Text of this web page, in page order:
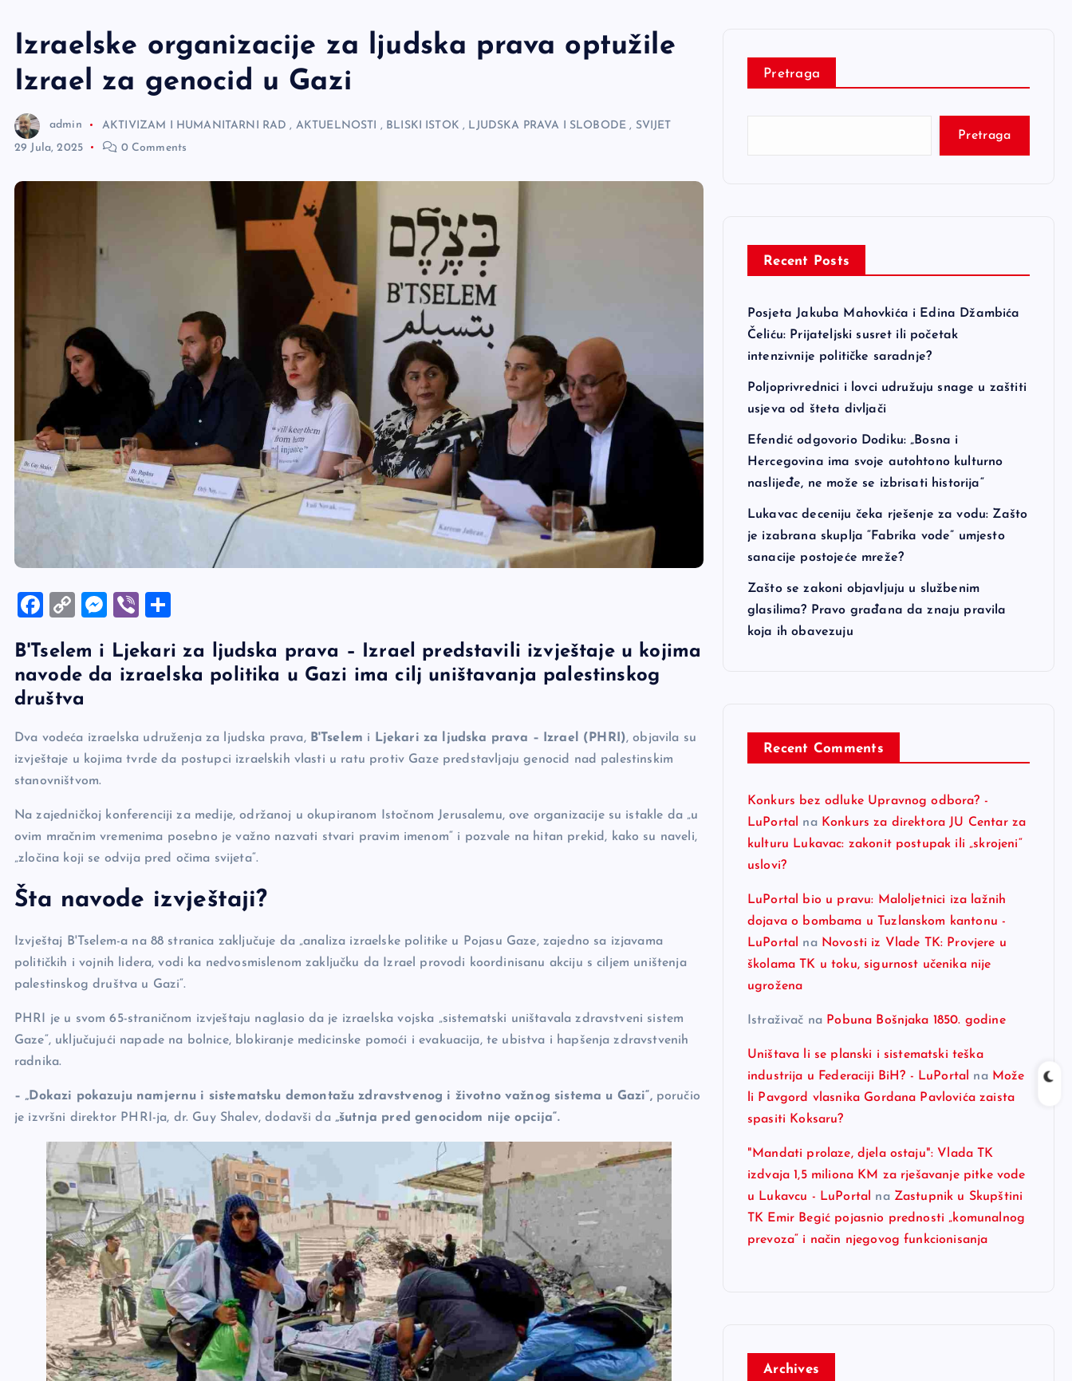
Izraelske organizacije za ljudska prava optužile
Izrael za genocid u Gazi
admin AKTIVIZAM I HUMANITARNI RAD , AKTUELNOSTI , BLISKI ISTOK , LJUDSKA PRAVA I SLOBODE , SVIJET
29 Jula, 2025
0 Comments
F
c
e
b
o
o
k
C
p
y
Li
n
k
M
se
n
er
Vi
er ar
e
B'Tselem i Ljekari za ljudska prava – Izrael predstavili izvještaje u kojima
navode da izraelska politika u Gazi ima cilj uništavanja palestinskog
društva
Dva vodeća izraelska udruženja za ljudska prava, B'Tselem i Ljekari za ljudska prava – Izrael (PHRI), objavila su
izvještaje u kojima tvrde da postupci izraelskih vlasti u ratu protiv Gaze predstavljaju genocid nad palestinskim
stanovništvom.
Na zajedničkoj konferenciji za medije, održanoj u okupiranom Istočnom Jerusalemu, ove organizacije su istakle da „u
ovim mračnim vremenima posebno je važno nazvati stvari pravim imenom“ i pozvale na hitan prekid, kako su naveli,
„zločina koji se odvija pred očima svijeta“.
Šta navode izvještaji?
Izvještaj B'Tselem-a na 88 stranica zaključuje da „analiza izraelske politike u Pojasu Gaze, zajedno sa izjavama
političkih i vojnih lidera, vodi ka nedvosmislenom zaključku da Izrael provodi koordinisanu akciju s ciljem uništenja
palestinskog društva u Gazi“.
PHRI je u svom 65-straničnom izvještaju naglasio da je izraelska vojska „sistematski uništavala zdravstveni sistem
Gaze“, uključujući napade na bolnice, blokiranje medicinske pomoći i evakuacija, te ubistva i hapšenja zdravstvenih
radnika.
– „Dokazi pokazuju namjernu i sistematsku demontažu zdravstvenog i životno važnog sistema u Gazi“, poručio
je izvršni direktor PHRI-ja, dr. Guy Shalev, dodavši da „šutnja pred genocidom nije opcija“.
Pretraga
Pretraga
Recent Posts
Posjeta Jakuba Mahovkića i Edina Džambića
Čeliću: Prijateljski susret ili početak
intenzivnije političke saradnje?
Poljoprivrednici i lovci udružuju snage u zaštiti
usjeva od šteta divljači
Efendić odgovorio Dodiku: „Bosna i
Hercegovina ima svoje autohtono kulturno
naslijeđe, ne može se izbrisati historija“
Lukavac deceniju čeka rješenje za vodu: Zašto
je izabrana skuplja “Fabrika vode” umjesto
sanacije postojeće mreže?
Zašto se zakoni objavljuju u službenim
glasilima? Pravo građana da znaju pravila
koja ih obavezuju
Recent Comments
Konkurs bez odluke Upravnog odbora? -
LuPortal
na Konkurs za direktora JU Centar za
kulturu Lukavac: zakonit postupak ili „skrojeni“
uslovi?
LuPortal bio u pravu: Maloljetnici iza lažnih
dojava o bombama u Tuzlanskom kantonu -
LuPortal
na Novosti iz Vlade TK: Provjere u
školama TK u toku, sigurnost učenika nije
ugrožena
Istraživač na Pobuna Bošnjaka 1850. godine
Uništava li se planski i sistematski teška
industrija u Federaciji BiH? - LuPortal
na Može
li Pavgord vlasnika Gordana Pavlovića zaista
spasiti Koksaru?
"Mandati prolaze, djela ostaju": Vlada TK
izdvaja 1,5 miliona KM za rješavanje pitke vode
u Lukavcu - LuPortal
na Zastupnik u Skupštini
TK Emir Begić pojasnio prednosti „komunalnog
prevoza“ i način njegovog funkcionisanja
Archives